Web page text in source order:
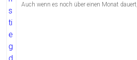
Auch wenn es noch über einen Monat